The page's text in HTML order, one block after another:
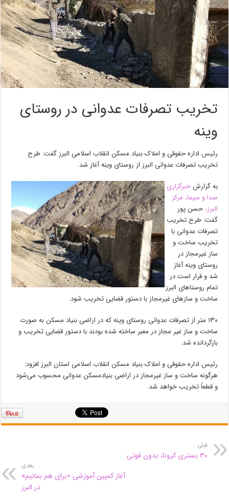
تخریب تصرفات عدوانی در روستای
وینه
رئیس اداره حقوقی و املاک بنیاد مسکن انقلاب اسلامی البرز گفت: طرح
تخریب تصرفات عدوانی البرز از روستای وینه آغاز شد.
به گزارشخبرگزاری
صدا و سیما، مرکز
البرز، حسن پور
گفت: طرح تخریب
تصرفات عدوانی با
تخریب ساخت و
ساز غیرمجاز در
روستای وینه آغاز
شد و قرار است در
تمام روستا‌های البرز
ساخت و ساز‌های غیرمجاز با دستور قضایی تخریب شود.
۱۳۰ متر از تصرفات عدوانی روستای وینه که در اراضی بنیاد مسکن به صورت
ساخت و ساز غیر مجاز در معبر ساخته شده بودند با دستور قضایی تخریب و
بازگردانده شد.
رئیس اداره حقوقی و املاک بنیاد مسکن انقلاب اسلامی استان البرز افزود:
هرگونه ساخت و ساز غیرمجاز در اراضی بنیادمسکن عدوانی محسوب می‌شود
و قطعاً تخریب خواهد شد.
قبلی
۳۰ بستری کرونا، بدون فوتی
بعدی
آغاز کمپین آموزشی «برای هم بمانیم»
در البرز